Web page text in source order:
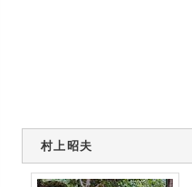
村上昭夫